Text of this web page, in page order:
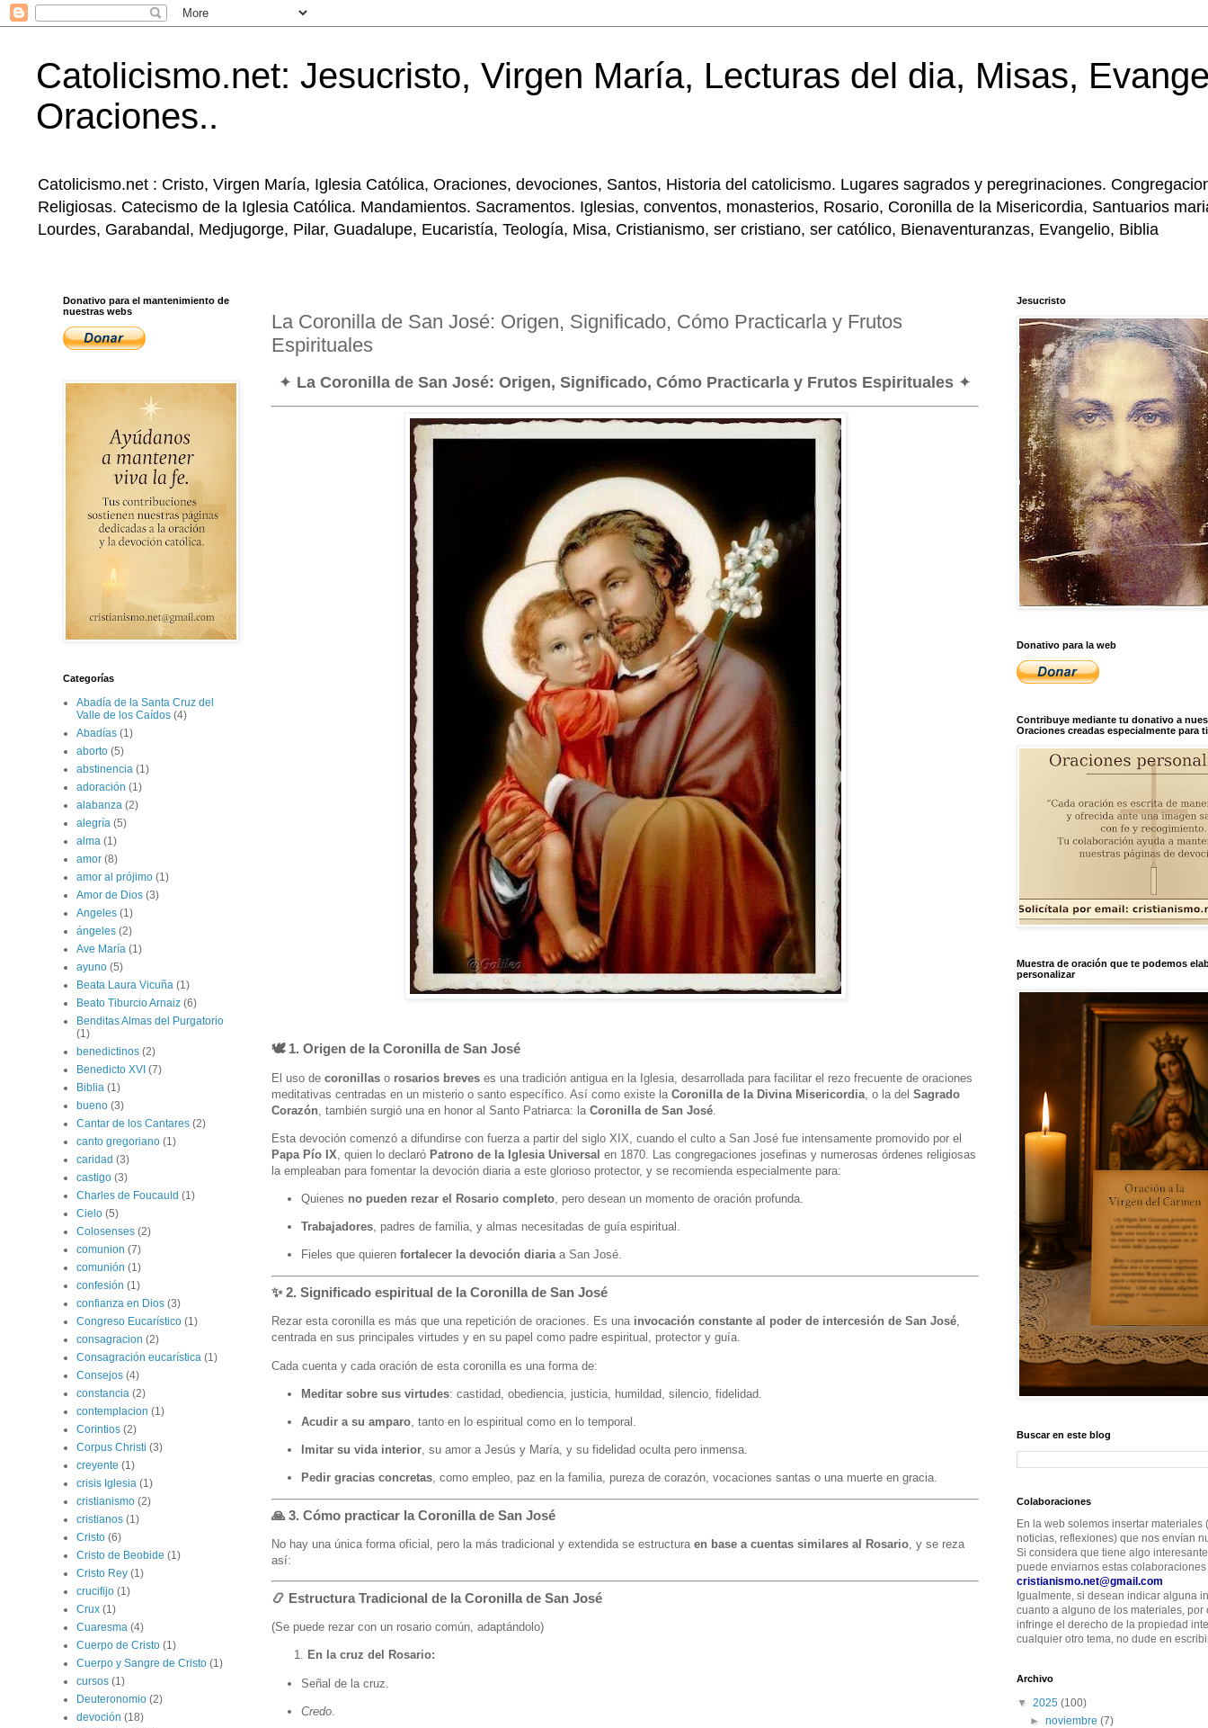
Catolicismo.net: Jesucristo, Virgen María, Lecturas del dia, Misas,
Oraciones..
Catolicismo.net : Cristo, Virgen María, Iglesia Católica, Oraciones, devociones, Santos, Historia del catolicismo. Lugares sagrados y peregrinaciones.
Religiosas. Catecismo de la Iglesia Católica. Mandamientos. Sacramentos. Iglesias, conventos, monasterios, Rosario, Coronilla de la Misericordia, Santuarios
Lourdes, Garabandal, Medjugorge, Pilar, Guadalupe, Eucaristía, Teología, Misa, Cristianismo, ser cristiano, ser católico, Bienaventuranzas, Evangelio, Biblia
La Coronilla de San José: Origen, Significado, Cómo Practicarla y Frutos
Espirituales
✦ La Coronilla de San José: Origen, Significado, Cómo Practicarla y Frutos Espirituales ✦
🕊 1. Origen de la Coronilla de San José
El uso de coronillas o rosarios breves es una tradición antigua en la Iglesia, desarrollada para facilitar el rezo frecuente de oraciones
meditativas centradas en un misterio o santo específico. Así como existe la Coronilla de la Divina Misericordia , o la del Sagrado
Corazón , también surgió una en honor al Santo Patriarca: la Coronilla de San José
Esta devoción comenzó a difundirse con fuerza a partir del siglo XIX, cuando el culto a San José fue intensamente promovido por el
Papa Pío IX , quien lo declaró Patrono de la Iglesia Universal en 1870. Las congregaciones josefinas y numerosas órdenes religiosas
la empleaban para fomentar la devoción diaria a este glorioso protector, y se recomienda especialmente para:
Quienes no pueden rezar el Rosario completo, pero desean un momento de oración profunda.
Trabajadores, padres de familia, y almas necesitadas de guía espiritual.
Fieles que quieren fortalecer la devoción diariaa San José.
✨2. Significado espiritual de la Coronilla de San José
Rezar esta coronilla es más que una repetición de oraciones. Es una invocación constante al poder de intercesión de San José,
centrada en sus principales virtudes y en su papel como padre espiritual, protector y guía.
Cada cuenta y cada oración de esta coronilla es una forma de:
Meditar sobre sus virtudes: castidad, obediencia, justicia, humildad, silencio, fidelidad.
Acudir a su amparo , tanto en lo espiritual como en lo temporal.
Imitar su vida interior, su amor a Jesús y María, y su fidelidad oculta pero inmensa.
Pedir gracias concretas, como empleo, paz en la familia, pureza de corazón, vocaciones santas o una muerte en gracia.
🙏 3. Cómo practicar la Coronilla de San José
No hay una única forma oficial, pero la más tradicional y extendida se estructura en base a cuentas similares al Rosario, y se reza
así:
📿 Estructura Tradicional de la Coronilla de San José
(Se puede rezar con un rosario común, adaptándolo)
En la cruz del Rosario:
Señal de la cruz.
Credo
Donativo para el mantenimiento de
nuestras webs
Categorías
Abadía de la Santa Cruz del
Valle de los Caídos (4)
Abadías (1)
aborto (5)
abstinencia (1)
adoración (1)
alabanza (2)
alegría (5)
alma (1)
amor (8)
amor al prójimo (1)
Amor de Dios (3)
Angeles (1)
ángeles (2)
Ave María (1)
ayuno (5)
Beata Laura Vicuña (1)
Beato Tiburcio Arnaiz (6)
Benditas Almas del Purgatorio
(1)
benedictinos (2)
Benedicto XVI (7)
Biblia (1)
bueno (3)
Cantar de los Cantares (2)
canto gregoriano (1)
caridad (3)
castigo (3)
Charles de Foucauld (1)
Cielo (5)
Colosenses (2)
comunion (7)
comunión (1)
confesión (1)
confianza en Dios (3)
Congreso Eucarístico (1)
consagracion (2)
Consagración eucarística (1)
Consejos (4)
constancia (2)
contemplacion (1)
Corintios (2)
Corpus Christi (3)
creyente (1)
crisis Iglesia (1)
cristianismo (2)
cristianos (1)
Cristo (6)
Cristo de Beobide (1)
Cristo Rey (1)
crucifijo (1)
Crux (1)
Cuaresma (4)
Cuerpo de Cristo (1)
Cuerpo y Sangre de Cristo (1)
cursos (1)
Deuteronomio (2)
devoción (18)
Jesucristo
Donativo para la web
Contribuye mediante tu donativo a
Oraciones creadas especialmente para
Muestra de oración que te podemos
personalizar
Buscar en este blog
Colaboraciones
En la web solemos insertar materiales
noticias, reflexiones) que nos envían
Si considera que tiene algo
puede enviarnos estas
cristianismo.net@gmail.com
Igualmente, si desean indicar alguna
cuanto a alguno de los materiales, por
infringe el derecho de la propiedad
cualquier otro tema, no dude en
Archivo
▼ 2025 (100)
►noviembre(7)